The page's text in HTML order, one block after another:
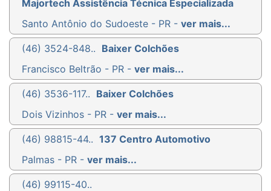
Majortech Assistência Técnica Especializada
Santo Antônio do Sudoeste - PR - ver mais...
(46) 3524-848.. Baixer Colchões
Francisco Beltrão - PR - ver mais...
(46) 3536-117.. Baixer Colchões
Dois Vizinhos - PR - ver mais...
(46) 98815-44.. 137 Centro Automotivo
Palmas - PR - ver mais...
(46) 99115-40..